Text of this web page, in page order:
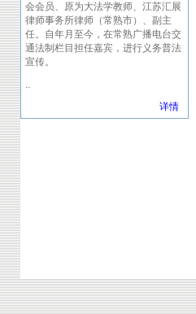
会会员、原为大法学教师、江苏汇展
律师事务所律师（常熟市）、副主
任。自年月至今，在常熟广播电台交
通法制栏目担任嘉宾，进行义务普法
宣传。
..
详情